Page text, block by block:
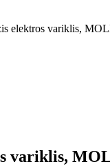
elektros variklis,